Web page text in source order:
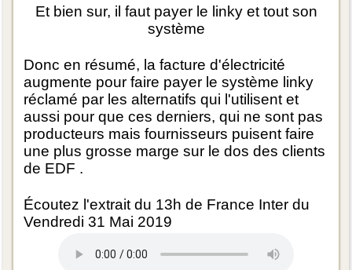
Et bien sur, il faut payer le linky et tout son
système
Donc en résumé, la facture d'électricité
augmente pour faire payer le système linky
réclamé par les alternatifs qui l'utilisent et
aussi pour que ces derniers, qui ne sont pas
producteurs mais fournisseurs puisent faire
une plus grosse marge sur le dos des clients
de EDF .
Écoutez l'extrait du 13h de France Inter du
Vendredi 31 Mai 2019